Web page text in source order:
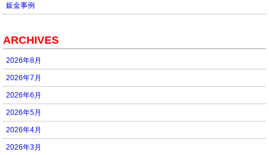
鈑金事例
ARCHIVES
2026年8月
2026年7月
2026年6月
2026年5月
2026年4月
2026年3月